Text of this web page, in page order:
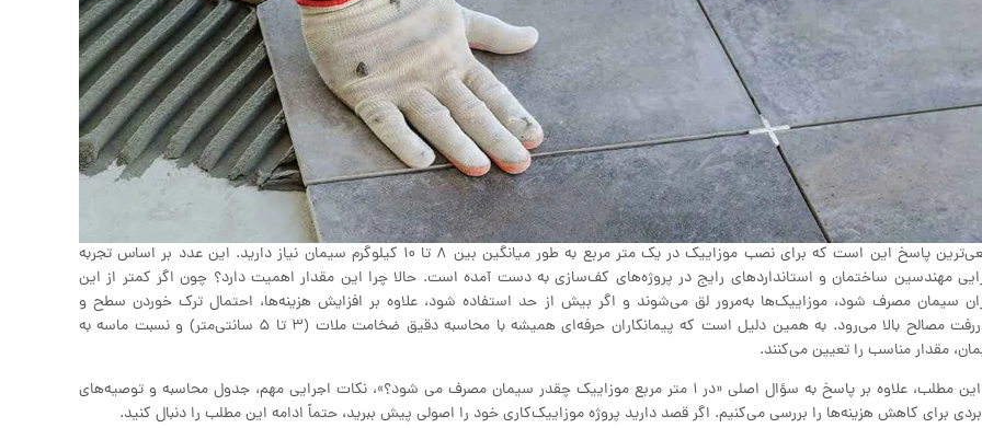
قطعی‌ترین پاسخ این است که برای نصب موزاییک در یک متر مربع به طور میانگین بین ۸ تا ۱۰ کیلوگرم سیمان نیاز دارید. این عدد بر اساس تجربه
مهندسین ساختمان و استانداردهای رایج در پروژه‌های کف‌سازی به دست آمده است. حالا چرا این مقدار اهمیت دارد؟ چون اگر کمتر از این
سیمان مصرف شود، موزاییک‌ها به‌مرور لق می‌شوند و اگر بیش از حد استفاده شود، علاوه بر افزایش هزینه‌ها، احتمال ترک خوردن سطح و
هدررفت مصالح بالا می‌رود. به همین دلیل است که پیمانکاران حرفه‌ای همیشه با محاسبه دقیق ضخامت ملات (۳ تا ۵ سانتی‌متر) و نسبت ماسه به
مقدار مناسب را تعیین می‌کنند.
در این مطلب، علاوه بر پاسخ به سؤال اصلی «در ۱ متر مربع موزاییک چقدر سیمان مصرف می شود؟»، نکات اجرایی مهم، جدول محاسبه و توصیه‌های
برای کاهش هزینه‌ها را بررسی می‌کنیم. اگر قصد دارید پروژه موزاییک‌کاری خود را اصولی پیش ببرید، حتماً ادامه این مطلب را دنبال کنید.